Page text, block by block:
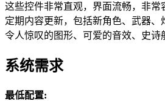
这些控件非常直观，界面流畅，非常
定期内容更新，包括新角色、武器、
令人惊叹的图形、可爱的音效、史诗
系统需求
最低配置: